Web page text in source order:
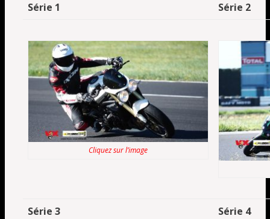
Série 1 Série 2
Cliquez sur l’image
Série 3 Série 4